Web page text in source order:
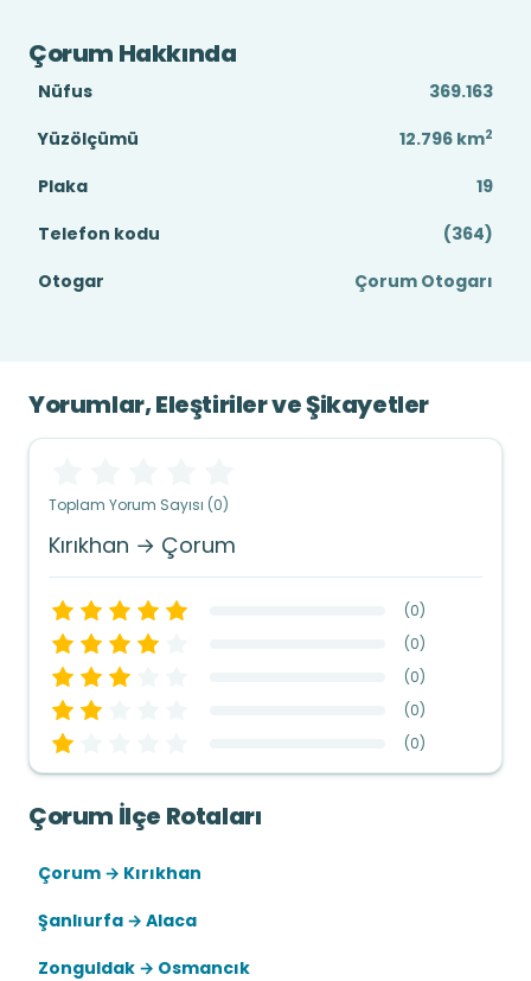
Çorum Hakkında
Nüfus
369.163
Yüzölçümü
12.796 km2
Plaka
19
Telefon kodu
(364)
Otogar
Çorum Otogarı
Yorumlar, Eleştiriler ve Şikayetler
Toplam Yorum Sayısı (0)
Kırıkhan → Çorum
(0)
(0)
(0)
(0)
(0)
Çorum İlçe Rotaları
Çorum → Kırıkhan
Şanlıurfa → Alaca
Zonguldak → Osmancık